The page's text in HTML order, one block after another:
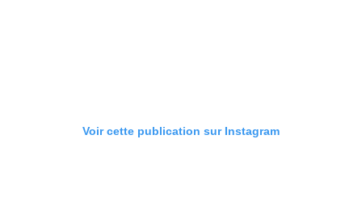
Voir cette publication sur Instagram